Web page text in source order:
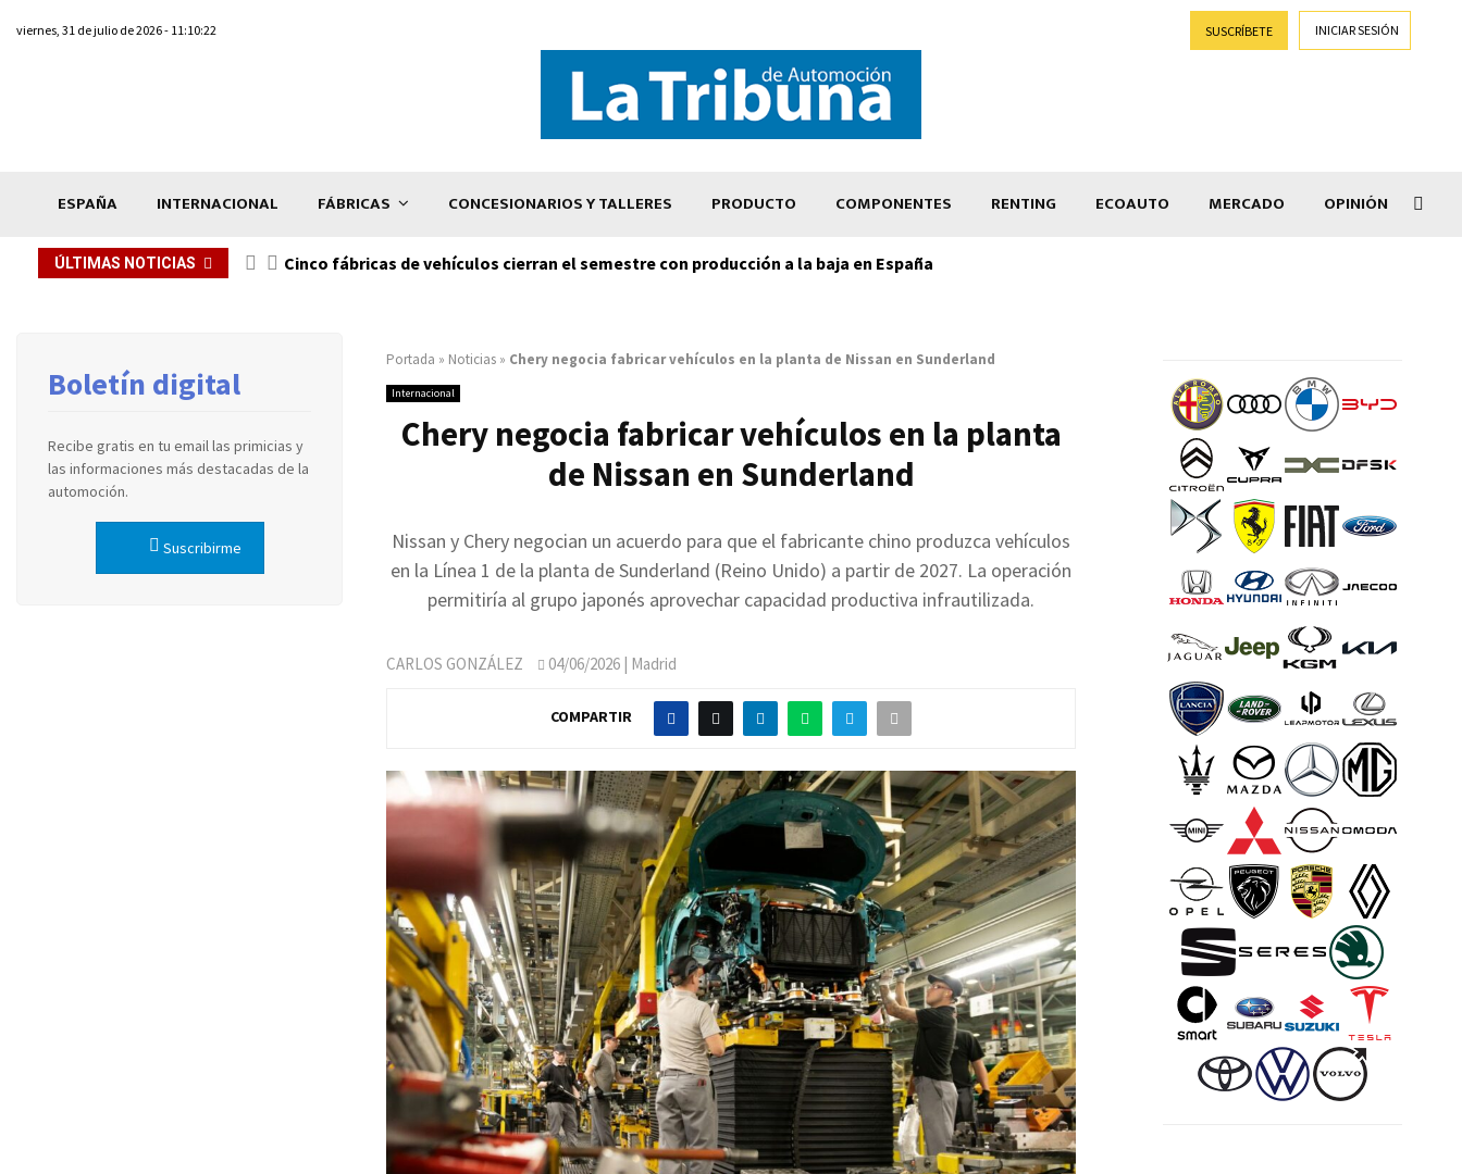
viernes, 31 de julio de 2026 - 11:10:22 SUSCRÍBETE INICIAR SESIÓN
ESPAÑA INTERNACIONAL FÁBRICAS CONCESIONARIOS Y TALLERES PRODUCTO COMPONENTES RENTING ECOAUTO MERCADO OPINIÓN
ÚLTIMAS NOTICIAS Cinco fábricas de vehículos cierran el semestre con producción a la baja en España
Portada » Noticias » Chery negocia fabricar vehículos en la planta de Nissan en Sunderland
Internacional
Chery negocia fabricar vehículos en la planta
de Nissan en Sunderland
Nissan y Chery negocian un acuerdo para que el fabricante chino produzca vehículos
en la Línea 1 de la planta de Sunderland (Reino Unido) a partir de 2027. La operación
permitiría al grupo japonés aprovechar capacidad productiva infrautilizada.
CARLOS GONZÁLEZ 04/06/2026 | Madrid
COMPARTIR
Boletín digital
Recibe gratis en tu email las primicias y
las informaciones más destacadas de la
automoción.
Suscribirme